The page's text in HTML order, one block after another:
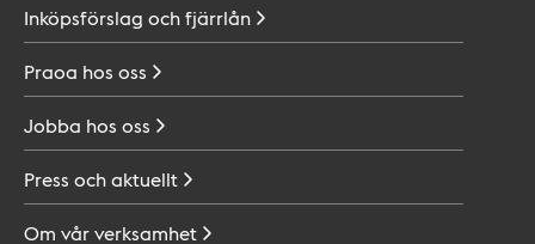
Inköpsförslag ochfjärrlån
Praoa hos oss
Jobba hos oss
Press ochaktuellt
Om vårverksamhet